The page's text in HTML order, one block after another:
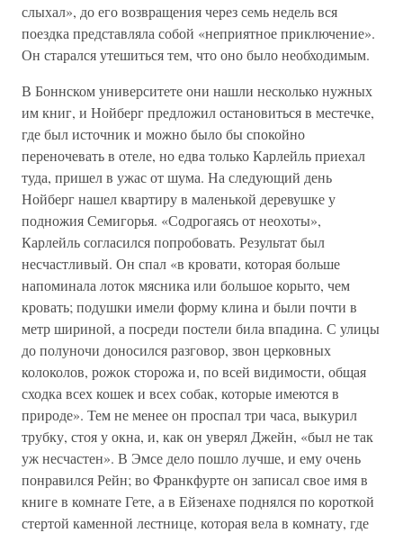
слыхал», до его возвращения через семь недель вся
поездка представляла собой «неприятное приключение».
Он старался утешиться тем, что оно было необходимым.
В Боннском университете они нашли несколько нужных
им книг, и Нойберг предложил остановиться в местечке,
где был источник и можно было бы спокойно
переночевать в отеле, но едва только Карлейль приехал
туда, пришел в ужас от шума. На следующий день
Нойберг нашел квартиру в маленькой деревушке у
подножия Семигорья. «Содрогаясь от неохоты»,
Карлейль согласился попробовать. Результат был
несчастливый. Он спал «в кровати, которая больше
напоминала лоток мясника или большое корыто, чем
кровать; подушки имели форму клина и были почти в
метр шириной, а посреди постели била впадина. С улицы
до полуночи доносился разговор, звон церковных
колоколов, рожок сторожа и, по всей видимости, общая
сходка всех кошек и всех собак, которые имеются в
природе». Тем не менее он проспал три часа, выкурил
трубку, стоя у окна, и, как он уверял Джейн, «был не так
уж несчастен». В Эмсе дело пошло лучше, и ему очень
понравился Рейн; во Франкфурте он записал свое имя в
книге в комнате Гете, а в Ейзенахе поднялся по короткой
стертой каменной лестнице, которая вела в комнату, где